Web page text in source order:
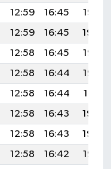
12:59 16:45
19:55
12:59 16:45
19:54
12:58 16:45
19:53
12:58 16:44
19:52
12:58 16:44
19:51
12:58 16:43
19:49
12:58 16:43
19:48
12:58 16:42
19:47